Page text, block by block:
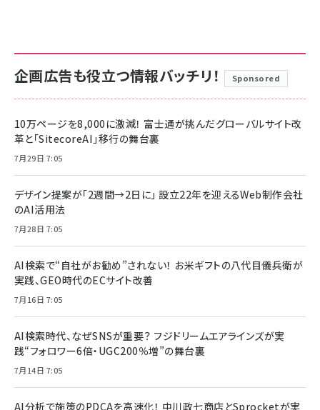
企画広告も役立つ情報バッチリ！ Sponsored
10万ページを8,000に激減！ 富士通が挑んだグローバルサイト改
革と「SitecoreAI」移行の舞台裏
7月29日 7:05
デザイン提案が「2週間→2日に」 設立22年を迎えるWeb制作会社
のAI活用法
7月28日 7:05
AI検索で“自社がお勧め”されない！ お米ギフトの八代目儀兵衛が
実践、GEO時代のECサイト改善
7月16日 7:05
AI検索時代、なぜSNSが重要？ フジドリームエアラインズが実
践“フォロワー6倍・UGC200％増”の舞台裏
7月14日 7:05
AI分析で施策のPDCAを高速化！ 中川政七商店とSprocketが実